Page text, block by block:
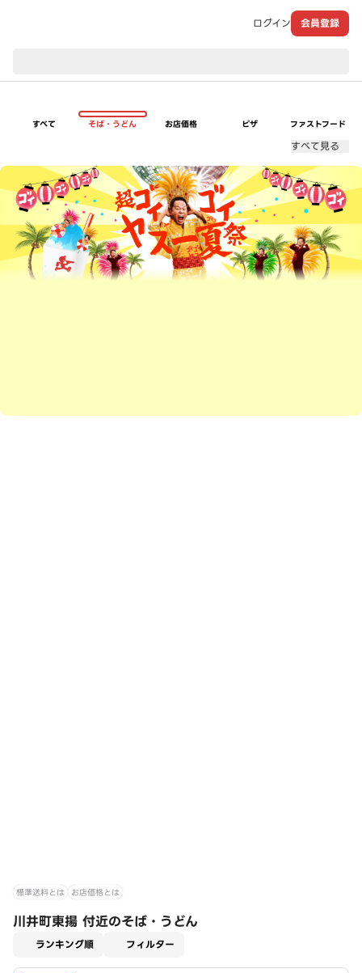
ログイン 会員登録
すべて そば・うどん お店価格 ピザ ファストフード
すべて見る
超ゴイゴイヤスー夏祭
標準送料とは お店価格とは
川井町東揚 付近のそば・うどん
ランキング順 フィルター